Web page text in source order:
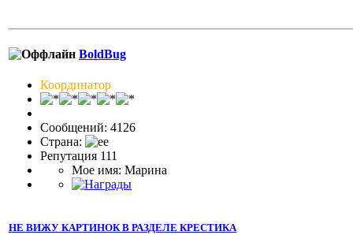
BoldBug
Координатор
Сообщений: 4126
Страна:
Репутация 111
Мое имя: Марина
НЕ ВИЖУ КАРТИНОК В РАЗДЕЛЕ КРЕСТИКА